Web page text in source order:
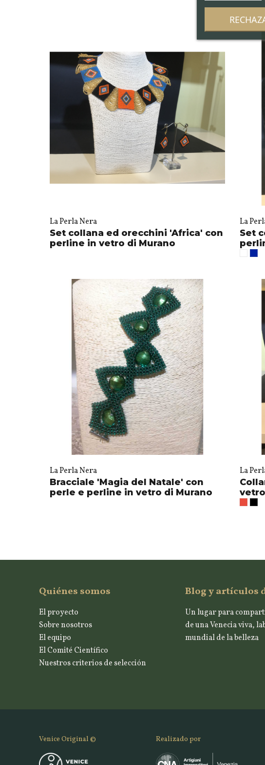
La Perla Nera
Set collana ed orecchini 'Africa' con
perline in vetro di Murano
La
Set
La Perla Nera
Bracciale 'Magia del Natale' con
perle e perline in vetro di Murano
La
Quiénes somos
El proyecto
Sobre nosotros
El equipo
El Comité Científico
Nuestros criterios de selección
Blog y artículos
Un lugar para
de una Venecia viva,
mundial de la belleza
Venice Original © Realizado por